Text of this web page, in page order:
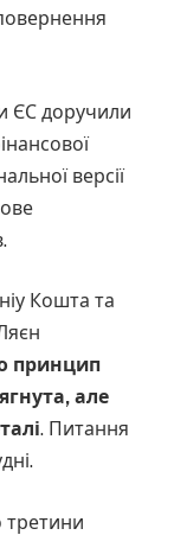
ЄС доручили
версії
Кошта та
принцип
але
. Питання
третини